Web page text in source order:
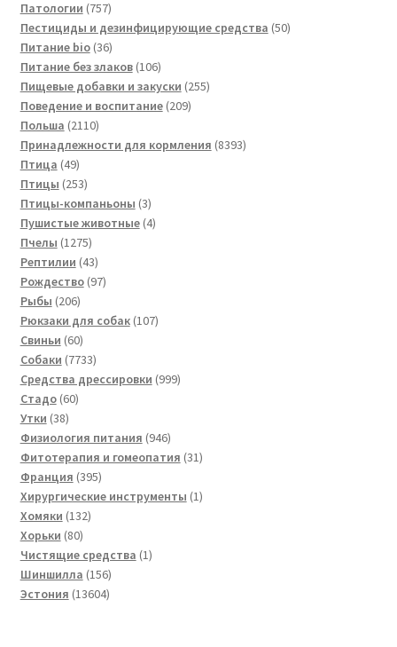
Патологии 757757
товаров
Пестициды и дезинфицирующие средства 5050
Питание bio 3636
товаров
Питание без злаков 106106
товаров
Пищевые добавки и закуски 255255
Поведение и воспитание 209209
Польша 21102110
товаров
Принадлежности для кормления 83938393
Птица 4949
товаров
Птицы 253253
товара
Птицы-компаньоны 33
товара
Пушистые животные 44
Пчелы 12751275
товаров
Рептилии 4343
товара
Рождество 9797
Рыбы 206206
товаров
Рюкзаки для собак 107107
Свиньи 6060
товаров
Собаки 77337733
товара
Средства дрессировки 999999
Стадо 6060
Утки 3838
товаров
Физиология питания 946946
товаров
Фитотерапия и гомеопатия 3131
Франция 395395
товаров
Хирургические инструменты 11
Хомяки 132132
Хорьки 8080
товаров
Чистящие средства 11
Шиншилла 156156
товаров
Эстония 1360413604